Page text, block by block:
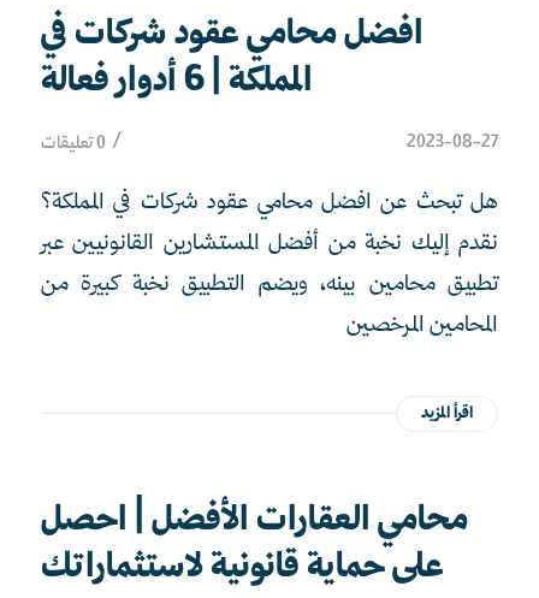
افضل محامي عقود شركات في
المملكة | 6 أدوار فعالة
2023-08-27
/ 0 تعليقات
هل تبحث عن افضل محامي عقود شركات في المملكة؟
نقدم إليك نخبة من أفضل المستشارين القانونيين عبر
تطبيق محامين بينه، ويضم التطبيق نخبة كبيرة من
المحامين المرخصين
اقرأ المزيد
محامي العقارات الأفضل | احصل
على حماية قانونية لاستثماراتك